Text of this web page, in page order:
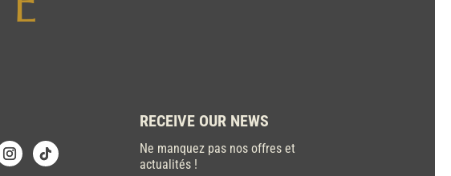
RECEIVE OUR NEWS
Ne manquez pas nos offres et
actualités !